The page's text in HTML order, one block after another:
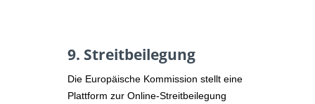
9. Streitbeilegung​​​​​​​
Die Europäische Kommission stellt eine
Plattform zur Online-Streitbeilegung